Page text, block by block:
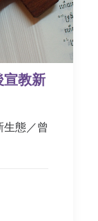
教新
態／曾